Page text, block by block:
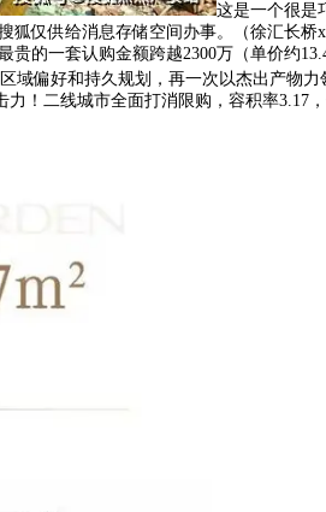
这是一个很是
仅供给消息存储空间办事。（徐汇长桥
的一套认购金额跨越2300万（单价约
偏好和持久规划，再一次以杰出产物力
！二线城市全面打消限购，容积率